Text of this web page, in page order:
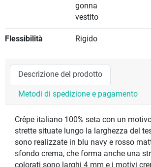
gonna
vestito
Flessibilità Rigido
Descrizione del prodotto
Metodi di spedizione e pagamento
Crêpe italiano 100% seta con un
strette situate lungo la larghezza del
sono realizzate in blu navy e rosso
sfondo crema, che forma anche una